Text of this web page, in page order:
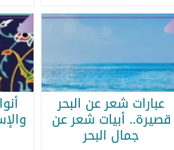
عبارات شعر عن البحر
قصيرة.. أبيات شعر عن
جمال البحر